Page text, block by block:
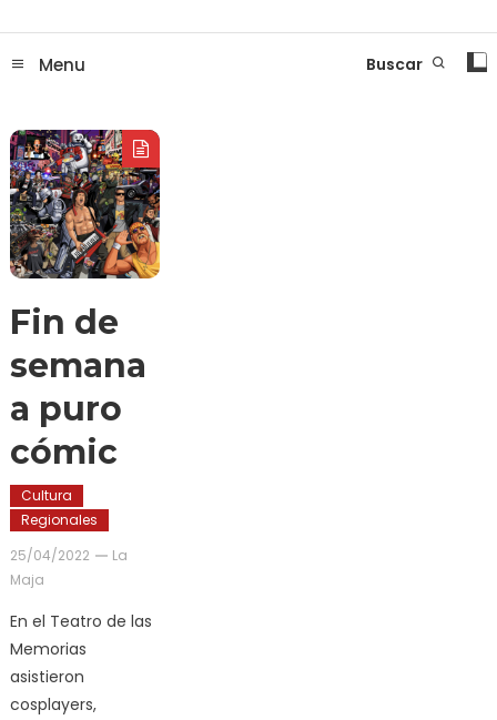
Menu Buscar
Fin de
semana
a puro
cómic
Cultura
Regionales
25/04/2022
La
Maja
En el Teatro de las
Memorias
asistieron
cosplayers,